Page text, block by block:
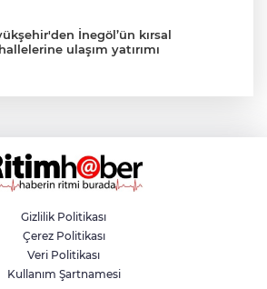
İnegöl’ün kırsal
ulaşım yatırımı
Hünel’den Bursa Festivali’nde
gece
Belediyesi istihdama köprü
sürdürüyor
Gizlilik Politikası
Çerez Politikası
Veri Politikası
Kullanım Şartnamesi